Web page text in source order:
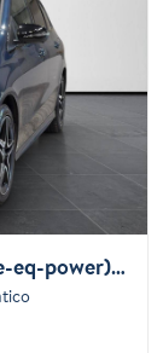
MERCEDES B 250 e plug-in hybrid(e-eq-power) Premium auto